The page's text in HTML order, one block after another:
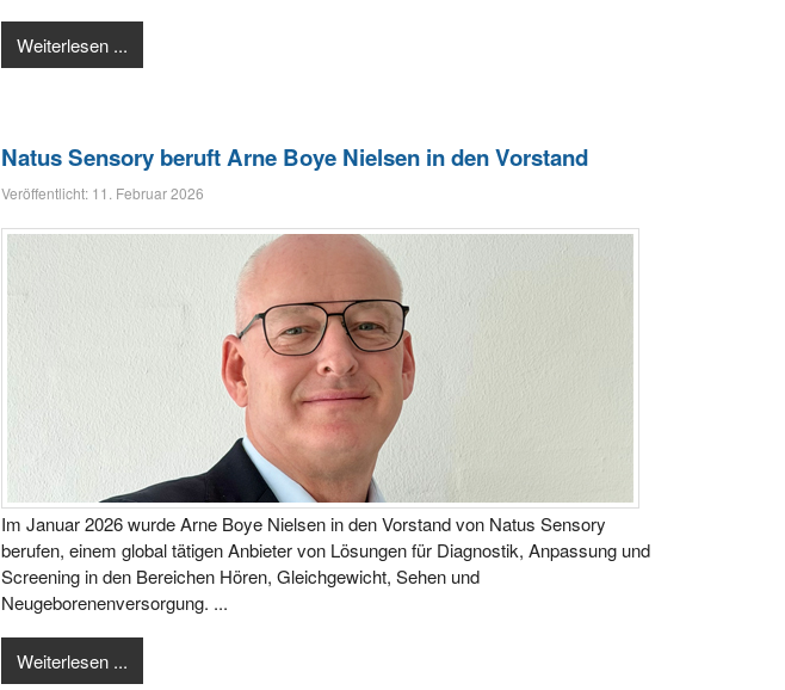
Weiterlesen ...
Natus Sensory beruft Arne Boye Nielsen in den Vorstand
Veröffentlicht: 11. Februar 2026
Im Januar 2026 wurde Arne Boye Nielsen in den Vorstand von Natus Sensory
berufen, einem global tätigen Anbieter von Lösungen für Diagnostik, Anpassung und
Screening in den Bereichen Hören, Gleichgewicht, Sehen und
Neugeborenenversorgung. ...
Weiterlesen ...